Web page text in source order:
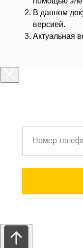
В данном
версией.
Актуальная